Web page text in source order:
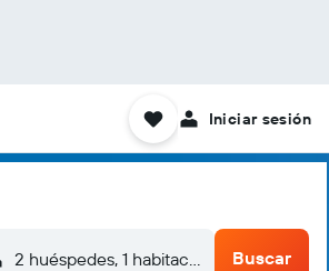
Iniciar sesión
2 huéspedes, 1 habitación Buscar